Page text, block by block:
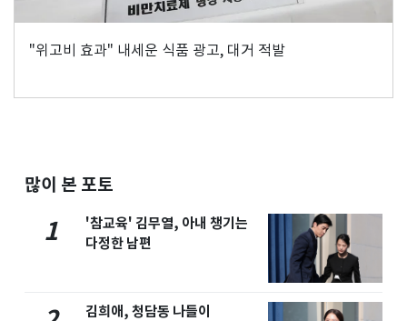
"위고비 효과" 내세운 식품 광고, 대거 적발
많이 본 포토
1
'참교육' 김무열, 아내 챙기는
다정한 남편
김희애, 청담동 나들이